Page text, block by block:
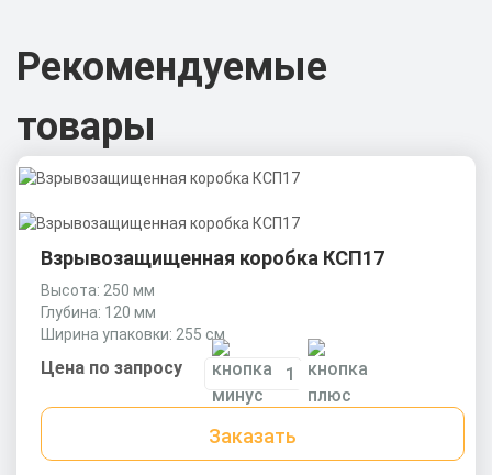
Рекомендуемые
товары
Взрывозащищенная коробка КСП17
Высота: 250 мм
Глубина: 120 мм
Ширина упаковки: 255 см
Цена по запросу
Заказать